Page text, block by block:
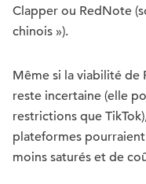
Clapper ou RedNote
chinois »).
Même si la viabilité de
reste incertaine (elle
restrictions que
plateformes
moins saturés et de